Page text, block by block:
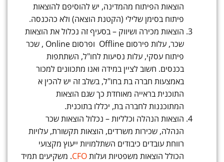
הוצאות הפיתוח מהמדינה, יש להוסיפם להוצאות
פיתוח בסימן שלילי (הקטנת הוצאה) ולא כהכנסה.
הוצאות מכירה ושיווק – בסעיף זה נכלול את הוצאות
שכר, עלות פירסום Offline ופרסום Online , שכר
פיתוח עסקי, עלות נסיעות לחו"ל, השתתפות
בכנסים. חשוב לציין במידה ואנו מתכוונים למכור
באמצעות חברה בת בחו"ל, בשלב זה יש להכין א
התוכנית בראייה מאוחדת כך שגם הוצאות
המתוכננות לחברה בת, יכללו בתוכנית.
הוצאות הנהלה וכלליות – נכלול הוצאות שכר
הנהלה, שכירות משרדים, הוצאות תקשורת, עלויות
רווחת עובדים כיבודים השתלמויות ייעוץ מקצועי
הכולל הוצאות משפטיות ועלותCFO. משקיעים תמיד